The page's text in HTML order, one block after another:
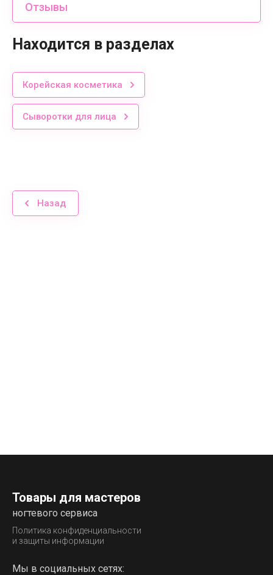
Отзывы
Находится в разделах
Корейская косметика
Сыворотки для лица
Назад
Товары для мастеров
ногтевого сервиса
Политика конфиденциальности
и защиты информации
Мы в социальных сетях: